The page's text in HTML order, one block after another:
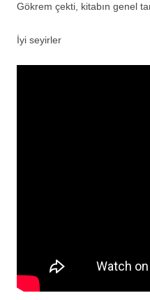
Gökrem çekti, kitabın genel
İyi seyirler